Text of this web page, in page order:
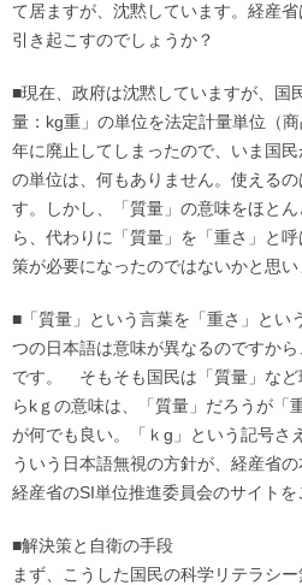
て居ますが、沈黙しています。経産
引き起こすのでしょうか？
■現在、政府は沈黙していますが、国
量：kg重」の単位を法定計量単位（
年に廃止してしまったので、いま国民
の単位は、何もありません。使える
す。しかし、「質量」の意味をほと
ら、代わりに「質量」を「重さ」と
策が必要になったのではないかと思い
■「質量」という言葉を「重さ」とい
つの日本語は意味が異なるのですか
です。 そもそも国民は「質量」など
らkｇの意味は、「質量」だろうが「
が何でも良い。「ｋg」という記号
ういう日本語無視の方針が、経産省の
経産省のSI単位推進委員会のサイトを
■解決策と自衛の手段
まず、こうした国民の科学リテラシ